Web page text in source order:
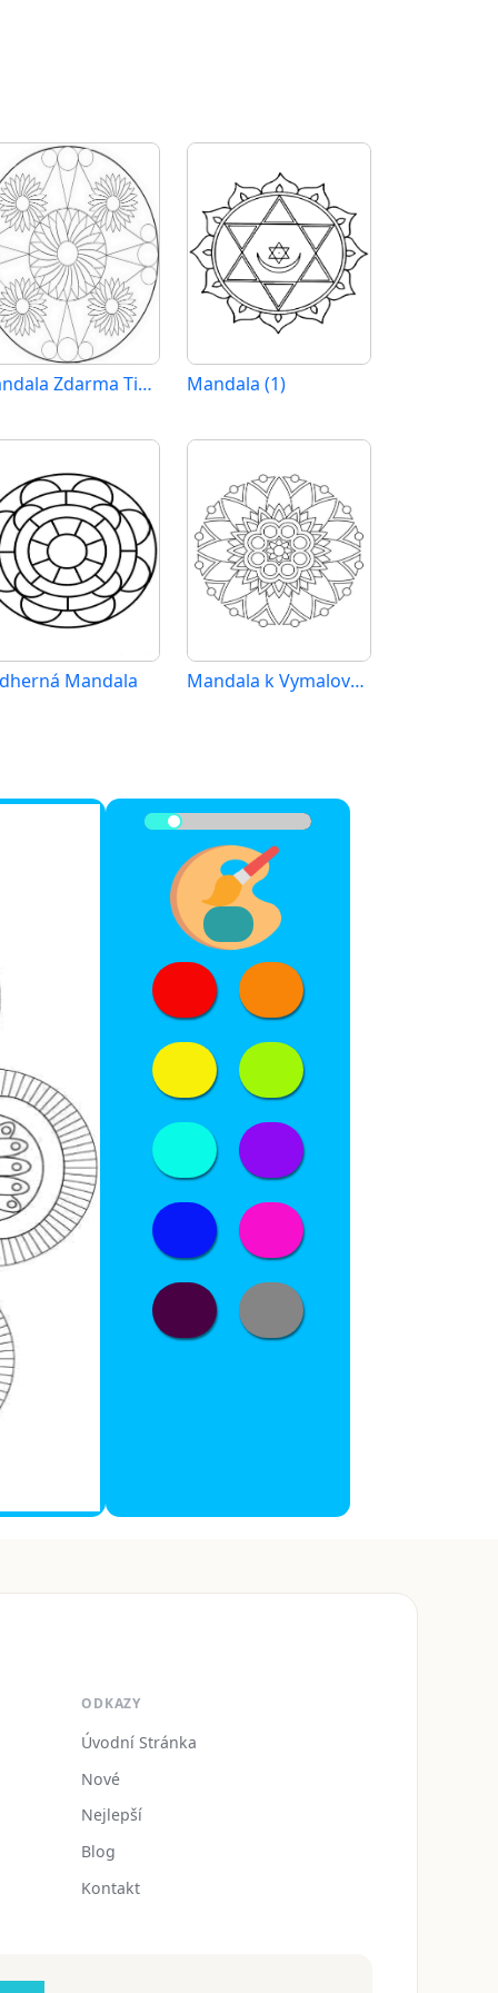
Mandala Zdarma Tisknutelná Mandala (1)
Mandala Mandala k Vymalování
ODKAZY
Úvodní Stránka
Nové
Nejlepší
Blog
Kontakt